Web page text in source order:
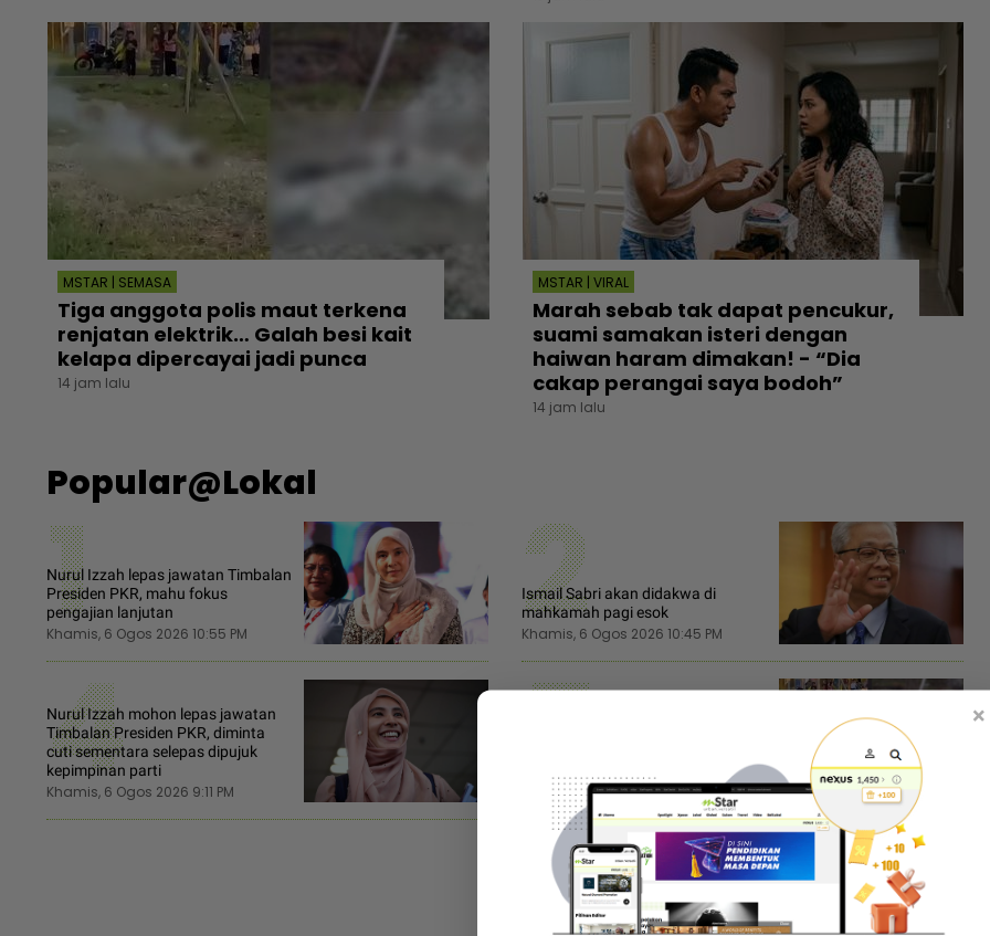
MSTAR | SEMASA
Tiga anggota polis maut terkena
renjatan elektrik… Galah besi kait
kelapa dipercayai jadi punca
14 jam lalu
MSTAR | VIRAL
Marah sebab tak dapat pencukur,
suami samakan isteri dengan
haiwan haram dimakan! - “Dia
cakap perangai saya bodoh”
14 jam lalu
Popular@Lokal
1
Nurul Izzah lepas jawatan Timbalan
Presiden PKR, mahu fokus
pengajian lanjutan
Khamis, 6 Ogos 2026 10:55 PM 2
Ismail Sabri akan didakwa di
mahkamah pagi esok
Khamis, 6 Ogos 2026 10:45 PM
4
Nurul Izzah mohon lepas jawatan
Timbalan Presiden PKR, diminta
cuti sementara selepas dipujuk
kepimpinan parti
Khamis, 6 Ogos 2026 9:11 PM 5
Khamis, 6 Ogos 2026 8:30 PM
×